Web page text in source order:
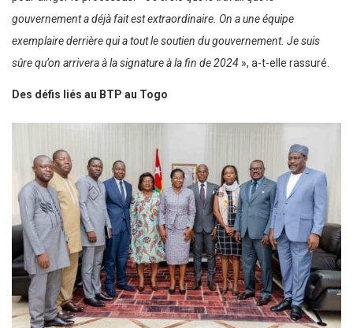
gouvernement a déjà fait est extraordinaire. On a une équipe
exemplaire derrière qui a tout le soutien du gouvernement. Je suis
sûre qu’on arrivera à la signature à la fin de 2024 », a-t-elle rassuré.
Des défis liés au BTP au Togo